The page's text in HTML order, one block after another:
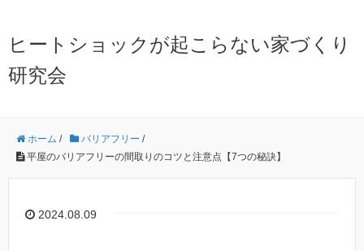
ヒートショックが起こらない家づくり
研究会
ホーム / バリアフリー /
平屋のバリアフリーの間取りのコツと注意点【7つの秘訣】
2024.08.09